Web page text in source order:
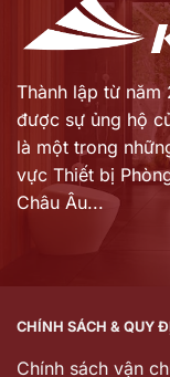
Thành lập từ năm
được sự ủng hộ
là một trong
vực Thiết bị
Châu Âu...
CHÍNH SÁCH & QUY
Chính sách vận